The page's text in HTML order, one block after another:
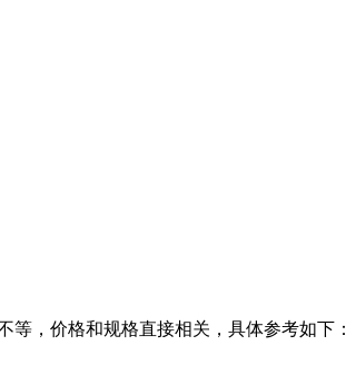
，价格和规格直接相关‌，具体参考如下：